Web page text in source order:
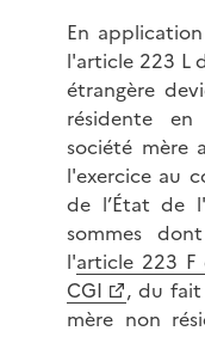
En
l'article 223 L
étrangère
résidente
société mère
l'exercice au
de l’État de
sommes
l'article 223 F
CGI
, du
mère non